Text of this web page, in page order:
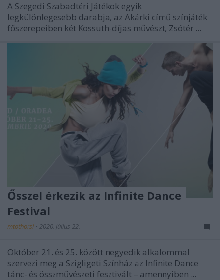
A Szegedi Szabadtéri Játékok egyik
legkülönlegesebb darabja, az Akárki című színjáték
főszerepeiben két Kossuth-díjas művészt, Zsótér ...
Ősszel érkezik az Infinite Dance
Festival
mtothorsi • 2020. július 22.
Október 21. és 25. között negyedik alkalommal
szervezi meg a Szigligeti Színház az Infinite Dance
tánc- és összművészeti fesztivált – amennyiben ...